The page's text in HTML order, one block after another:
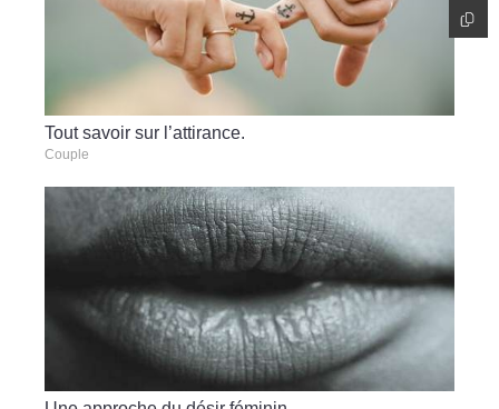
Tout savoir sur l’attirance.
Couple